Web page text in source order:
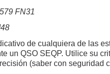
FN31
de cualquiera de las
un QSO SEQP. Utilice su
(saber con seguridad